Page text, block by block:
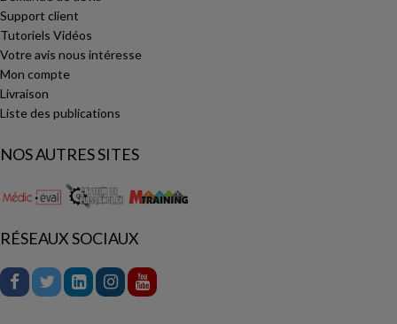
Support client
Tutoriels Vidéos
Votre avis nous intéresse
Mon compte
Livraison
Liste des publications
NOS AUTRES SITES
RÉSEAUX SOCIAUX